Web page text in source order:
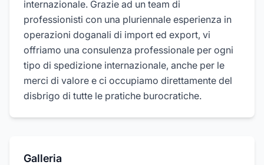
internazionale. Grazie ad un team di
professionisti con una pluriennale esperienza in
operazioni doganali di import ed export, vi
offriamo una consulenza professionale per ogni
tipo di spedizione internazionale, anche per le
merci di valore e ci occupiamo direttamente del
disbrigo di tutte le pratiche burocratiche.
Galleria